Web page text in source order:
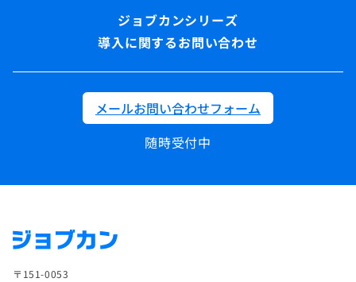
導入に関するお問い合わせ
メールお問い合わせフォーム
随時受付中
〒151-0053